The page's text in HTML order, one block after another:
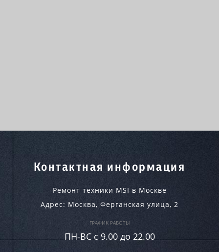
Контактная информация
Ремонт техники MSI в Москве
Адрес: Москва, Ферганская улица, 2
ГРАФИК РАБОТЫ
ПН-ВC c 9.00 до 22.00